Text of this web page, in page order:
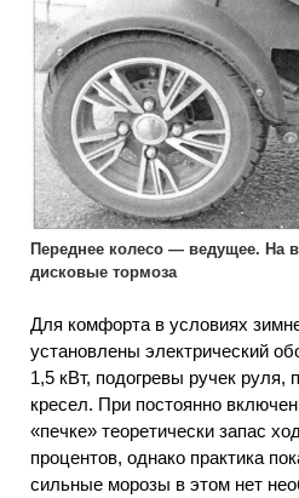
Переднее колесо — ведущее. На
дисковые тормоза
Для комфорта в условиях
установлены электрический
1,5 кВт, подогревы ручек руля,
кресел. При постоянно
«печке» теоретически запас
процентов, однако практика
сильные морозы в этом нет